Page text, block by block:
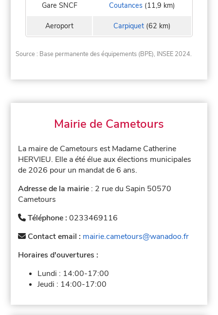
Gare SNCF Coutances (11,9 km)
Aeroport Carpiquet (62 km)
Source : Base permanente des équipements (BPE), INSEE 2024.
Mairie de Cametours
La maire de Cametours est Madame Catherine
HERVIEU. Elle a été élue aux élections municipales
de 2026 pour un mandat de 6 ans.
Adresse de la mairie : 2 rue du Sapin 50570
Cametours
Téléphone :0233469116
Contact email : mairie.cametours@wanadoo.fr
Horaires d'ouvertures :
Lundi : 14:00-17:00
Jeudi : 14:00-17:00